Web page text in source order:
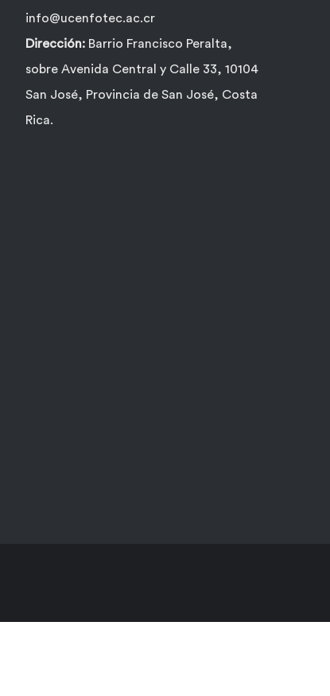
info@ucenfotec.ac.cr
Dirección: Barrio Francisco Peralta,
sobre Avenida Central y Calle 33, 10104
San José, Provincia de San José, Costa
Rica.